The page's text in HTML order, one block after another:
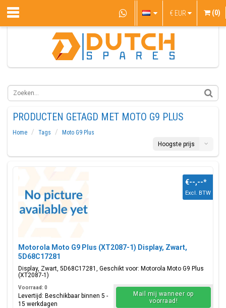
€ EUR (0)
PRODUCTEN GETAGD MET MOTO G9 PLUS
Home Tags
Moto G9 Plus
Hoogste prijs
Motorola Moto G9 Plus (XT2087-1) Display, Zwart,
5D68C17281
Display, Zwart, 5D68C17281, Geschikt voor: Motorola Moto G9 Plus
(XT2087-1)
€--,--*
Excl. BTW
Voorraad: 0
Levertijd: Beschikbaar binnen 5 -
15 werkdagen
Mail mij wanneer op
voorraad!